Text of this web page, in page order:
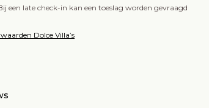
een late check-in kan een toeslag worden gevraagd
Dolce Villa’s